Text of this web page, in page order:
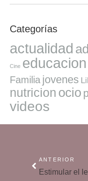
Categorías
actualidad
Cine educacion
Familia jovenes
nutricion ocio
videos
ANTERIOR